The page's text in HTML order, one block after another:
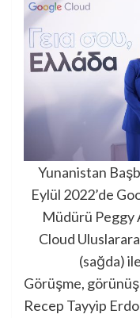
Yunanistan
Eylül 2022’de
Müdürü Peggy
Cloud
(sağda)
Görüşme,
Recep Tayyip